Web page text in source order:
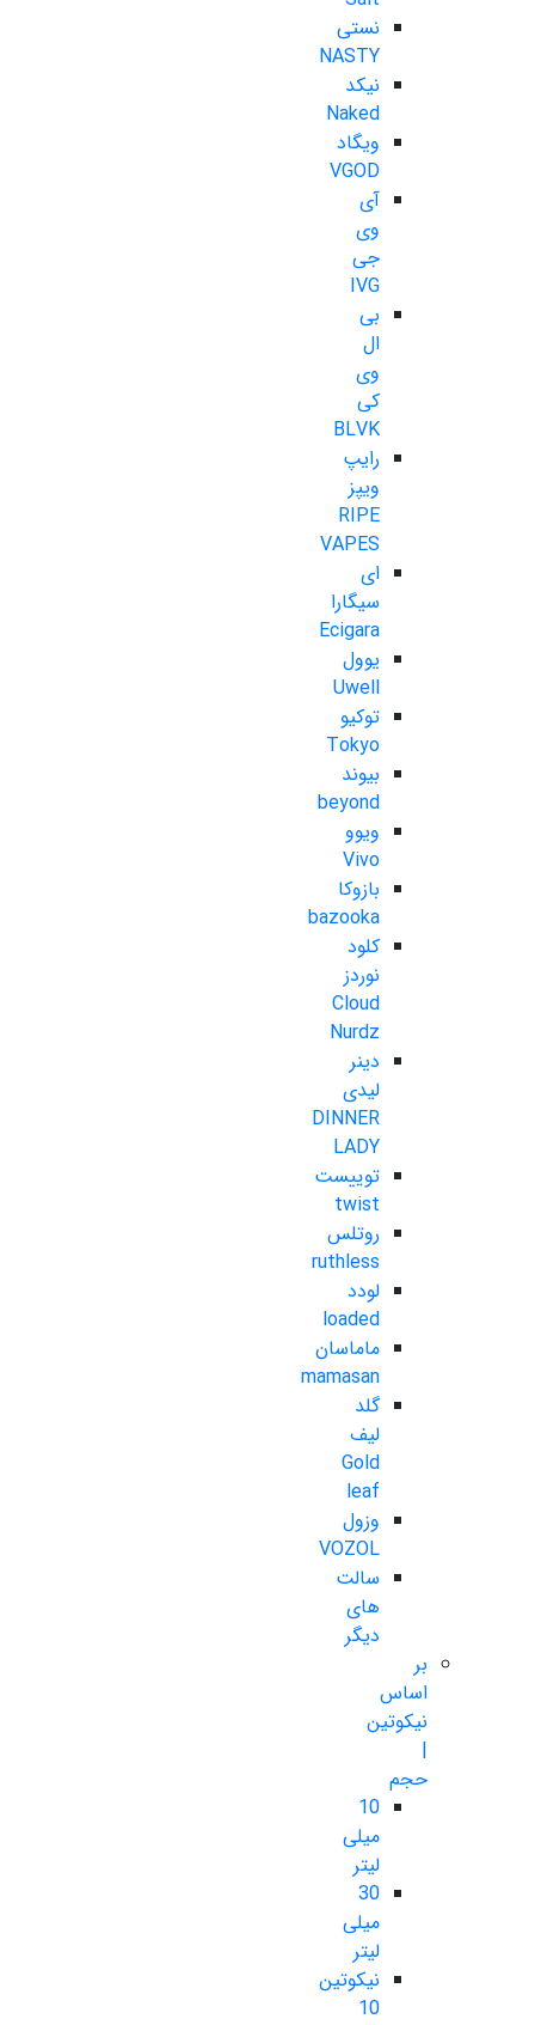
نستی
NASTY
نیکد
Naked
ویگاد
VGOD
آی
وی
جی
IVG
بی
ال
وی
کی
BLVK
رایپ
ویپز
RIPE
VAPES
ای
سیگارا
Ecigara
یوول
Uwell
توکیو
Tokyo
بیوند
beyond
ویوو
Vivo
بازوکا
bazooka
کلود
نوردز
Cloud
Nurdz
دینر
لیدی
DINNER
LADY
توییست
twist
روتلس
ruthless
لودد
loaded
ماماسان
mamasan
گلد
لیف
Gold
leaf
وزول
VOZOL
سالت
های
دیگر
بر
اساس
نیکوتین
|
حجم
10
میلی
لیتر
30
میلی
لیتر
نیکوتین
10